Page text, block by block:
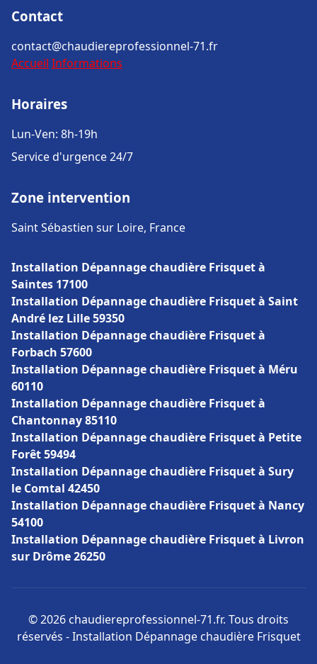
Contact
contact@chaudiereprofessionnel-71.fr
Accueil Informations
Horaires
Lun-Ven: 8h-19h
Service d'urgence 24/7
Zone intervention
Saint Sébastien sur Loire, France
Installation Dépannage chaudière Frisquet à
Saintes 17100
Installation Dépannage chaudière Frisquet à Saint
André lez Lille 59350
Installation Dépannage chaudière Frisquet à
Forbach 57600
Installation Dépannage chaudière Frisquet à Méru
60110
Installation Dépannage chaudière Frisquet à
Chantonnay 85110
Installation Dépannage chaudière Frisquet à Petite
Forêt 59494
Installation Dépannage chaudière Frisquet à Sury
le Comtal 42450
Installation Dépannage chaudière Frisquet à Nancy
54100
Installation Dépannage chaudière Frisquet à Livron
sur Drôme 26250
© 2026 chaudiereprofessionnel-71.fr. Tous droits
réservés - Installation Dépannage chaudière Frisquet